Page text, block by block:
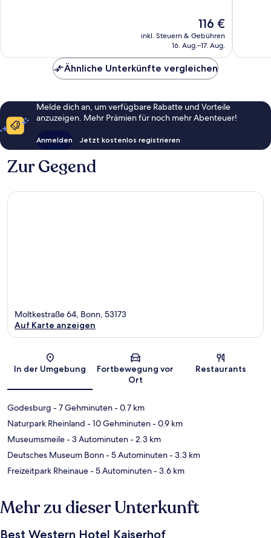
Der
Preis
beträgt
116 €
inkl. Steuern & Gebühren
16. Aug.–17. Aug.
Ähnliche Unterkünfte vergleichen
Melde dich an, um verfügbare Rabatte und Vorteile
anzuzeigen. Mehr Prämien für noch mehr Abenteuer!
Anmelden Jetzt kostenlos registrieren
Zur Gegend
Karte
Moltkestraße 64, Bonn, 53173
Auf Karte anzeigen
In der Umgebung
Fortbewegung vor
Ort
Restaurants
Godesburg - 7 Gehminuten- 0.7 km
Naturpark Rheinland - 10 Gehminuten- 0.9 km
Museumsmeile- 3 Autominuten- 2.3 km
Deutsches Museum Bonn- 5 Autominuten- 3.3 km
Freizeitpark Rheinaue- 5 Autominuten- 3.6 km
Mehr zu dieser Unterkunft
Best Western Hotel Kaiserhof